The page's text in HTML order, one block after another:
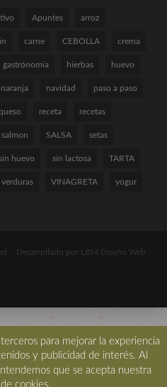
Apuntes arroz
carne CEBOLLA crema
gastrónomia hierbas huevo
naranja navidad paso a paso
receta recetas
salmon SALSA setas
huevo sin lactosa TARTA
verduras VINAGRETA yogur
- Desarrollado por LBM Diseño Web
para mejorar la experiencia
y publicidad de interés. Al
que se acepta nuestra
cookies.